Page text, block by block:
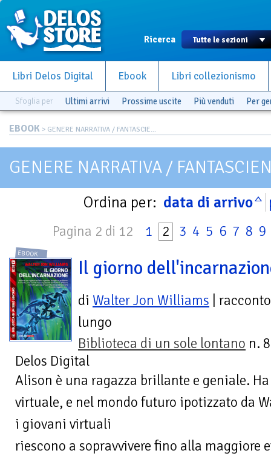
Ricerca
Libri Delos Digital Ebook Libri collezionismo
Sfoglia per Ultimi arrivi Prossime uscite Più venduti Per
EBOOK > GENERE NARRATIVA / FANTASCIE...
GENERE NARRATIVA /
Ordina per: data di arrivo
Pagina 2 di 12 1 2 3 4 5 6 7 8 9
EBOOK
Il giorno
di Walter Jon Williams | racconto
lungo
Biblioteca di un sole lontano n.
Delos Digital
Alison è una ragazza brillante e geniale.
virtuale, e nel mondo futuro ipotizzato da
i giovani virtuali
riescono a sopravvivere fino alla maggiore